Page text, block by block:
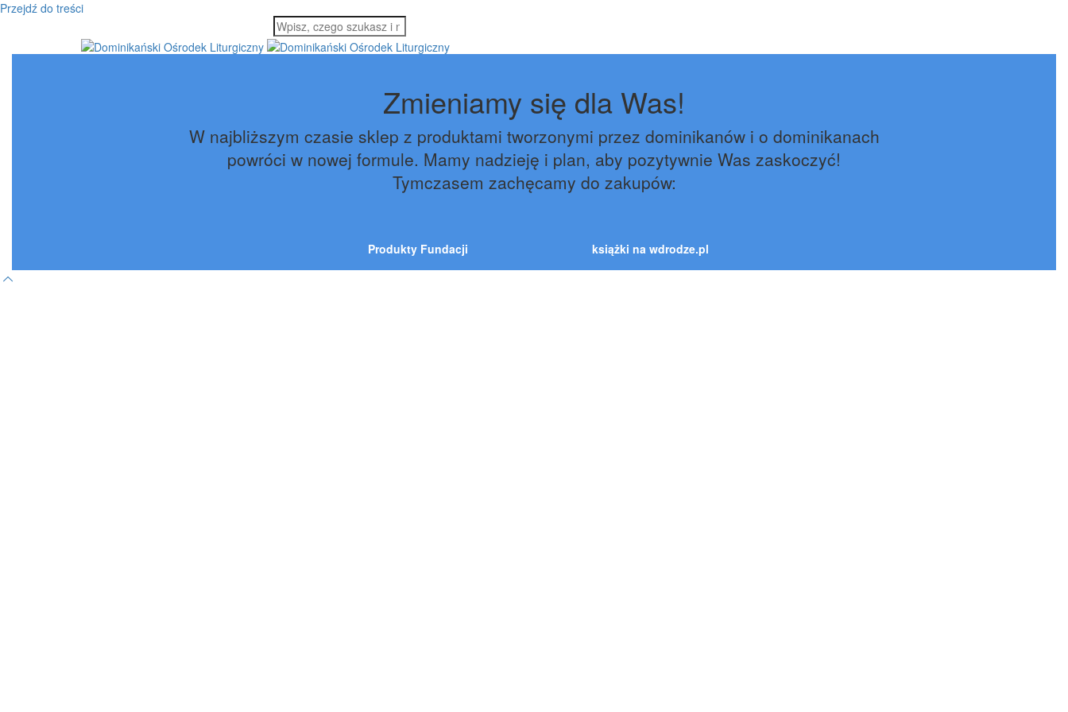
Przejdź do treści
Zmieniamy się dla Was!
W najbliższym czasie sklep z produktami tworzonymi przez dominikanów i o dominikanach
powróci w nowej formule. Mamy nadzieję i plan, aby pozytywnie Was zaskoczyć!
Tymczasem zachęcamy do zakupów:
Produkty Fundacji książki na wdrodze.pl